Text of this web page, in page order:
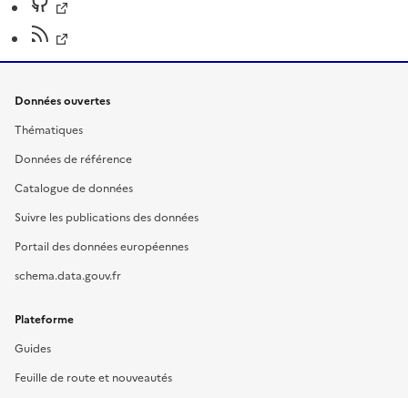
Données ouvertes
Thématiques
Données de référence
Catalogue de données
Suivre les publications des données
Portail des données européennes
schema.data.gouv.fr
Plateforme
Guides
Feuille de route et nouveautés